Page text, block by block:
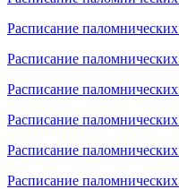
Расписание
Расписание
Расписание
Расписание
Расписание
Расписание